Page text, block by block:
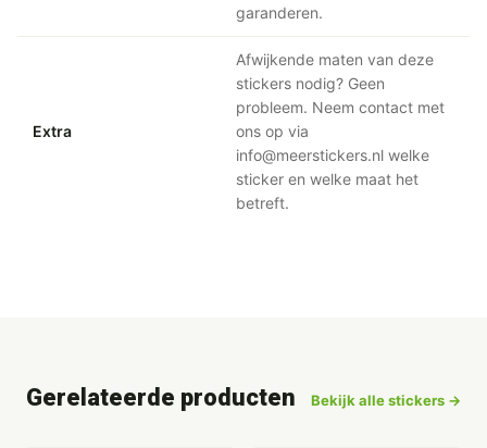
garanderen.
Extra
Afwijkende maten van deze
stickers nodig? Geen
probleem. Neem contact met
ons op via
info@meerstickers.nl welke
sticker en welke maat het
betreft.
Gerelateerde producten Bekijk alle stickers →